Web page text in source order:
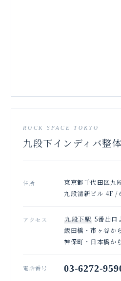
ROCK SPACE TOKYO
九段下インディバ整
住所
東京都千代田区九
九段清新ビル 4F /
アクセス 九段下駅 5番出口
飯田橋・市ヶ谷か
神保町・日本橋か
電話番号 03-6272-